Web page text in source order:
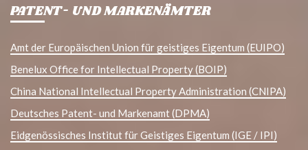
PATENT- UND MARKENÄMTER
Amt der Europäischen Union für geistiges Eigentum (EUIPO)
Benelux Office for Intellectual Property (BOIP)
China National Intellectual Property Administration (CNIPA)
Deutsches Patent- und Markenamt (DPMA)
Eidgenössisches Institut für Geistiges Eigentum (IGE / IPI)